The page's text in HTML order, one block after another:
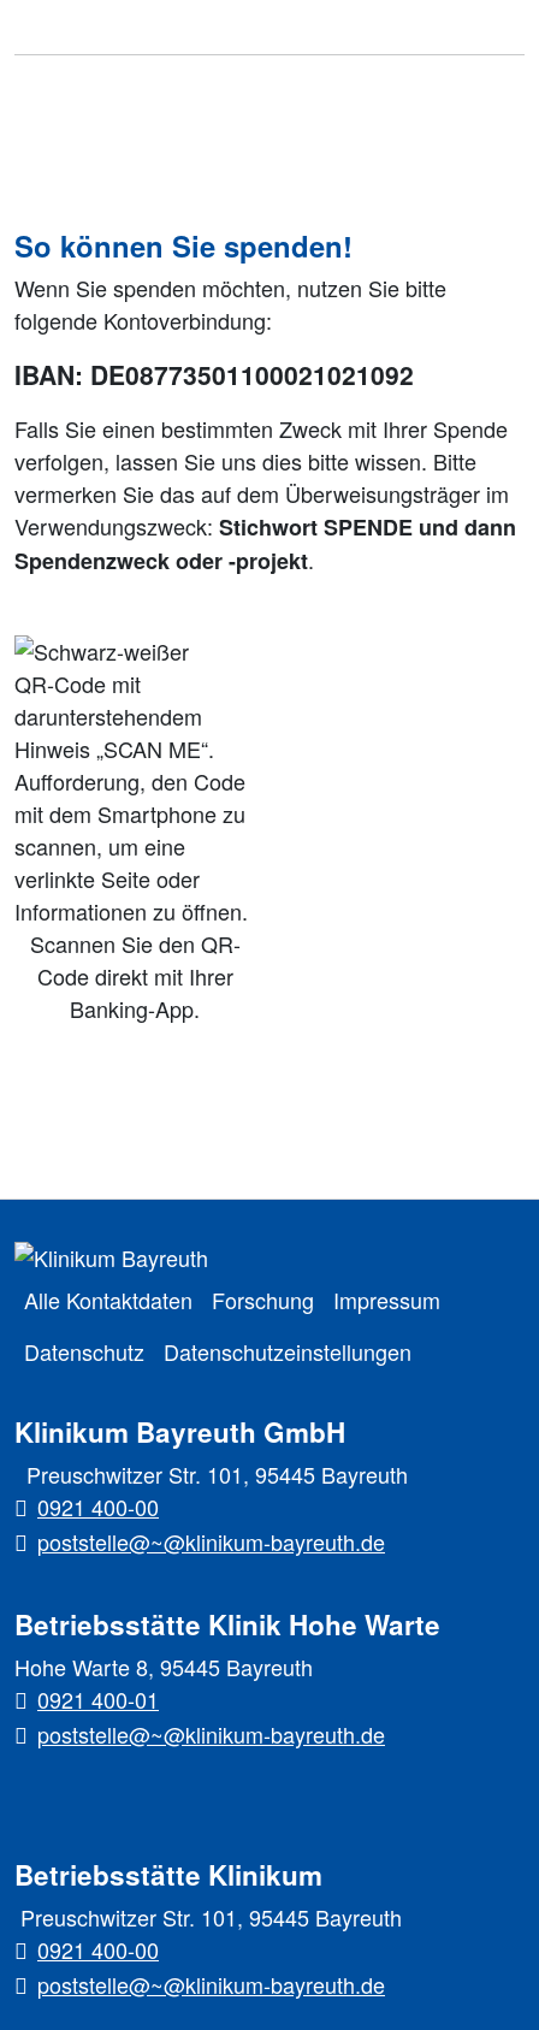
So können Sie spenden!
Wenn Sie spenden möchten, nutzen Sie bitte
folgende Kontoverbindung:
IBAN: DE08773501100021021092
Falls Sie einen bestimmten Zweck mit Ihrer Spende
verfolgen, lassen Sie uns dies bitte wissen. Bitte
vermerken Sie das auf dem Überweisungsträger im
Verwendungszweck: Stichwort SPENDE und dann
Spendenzweck oder -projekt.
Scannen Sie den QR-
Code direkt mit Ihrer
Banking-App.
Alle Kontaktdaten Forschung
Impressum
Datenschutz
Datenschutzeinstellungen
Klinikum Bayreuth GmbH
Preuschwitzer Str. 101, 95445 Bayreuth
0921 400-00
poststelle@~@klinikum-bayreuth.de
Betriebsstätte Klinik Hohe Warte
Hohe Warte 8, 95445 Bayreuth
0921 400-01
poststelle@~@klinikum-bayreuth.de
Betriebsstätte Klinikum
Preuschwitzer Str. 101, 95445 Bayreuth
0921 400-00
poststelle@~@klinikum-bayreuth.de